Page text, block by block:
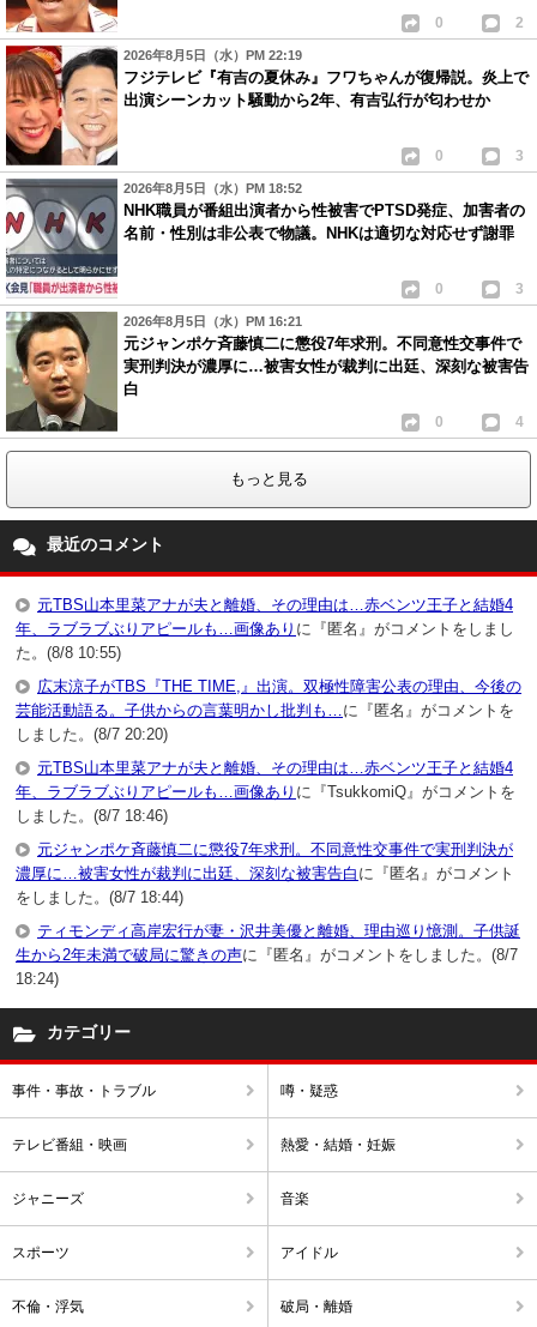
0 2
2026年8月5日（水）PM 22:19
フジテレビ『有吉の夏休み』フワちゃんが復帰説。炎上で
出演シーンカット騒動から2年、有吉弘行が匂わせか
0 3
2026年8月5日（水）PM 18:52
NHK職員が番組出演者から性被害でPTSD発症、加害者の
名前・性別は非公表で物議。NHKは適切な対応せず謝罪
0 3
2026年8月5日（水）PM 16:21
元ジャンポケ斉藤慎二に懲役7年求刑。不同意性交事件で
実刑判決が濃厚に…被害女性が裁判に出廷、深刻な被害告
白
0 4
もっと見る
最近のコメント
元TBS山本里菜アナが夫と離婚、その理由は…赤ベンツ王子と結婚4
年、ラブラブぶりアピールも…画像あり に『匿名』がコメントをしまし
た。(8/8 10:55)
広末涼子がTBS『THE TIME,』出演。双極性障害公表の理由、今後の
芸能活動語る。子供からの言葉明かし批判も… に『匿名』がコメントを
しました。(8/7 20:20)
元TBS山本里菜アナが夫と離婚、その理由は…赤ベンツ王子と結婚4
年、ラブラブぶりアピールも…画像あり に『TsukkomiQ』がコメントを
しました。(8/7 18:46)
元ジャンポケ斉藤慎二に懲役7年求刑。不同意性交事件で実刑判決が
濃厚に…被害女性が裁判に出廷、深刻な被害告白 に『匿名』がコメント
をしました。(8/7 18:44)
ティモンディ高岸宏行が妻・沢井美優と離婚、理由巡り憶測。子供誕
生から2年未満で破局に驚きの声に『匿名』がコメントをしました。(8/7
18:24)
カテゴリー
事件・事故・トラブル 噂・疑惑
テレビ番組・映画 熱愛・結婚・妊娠
ジャニーズ 音楽
スポーツ アイドル
不倫・浮気 破局・離婚